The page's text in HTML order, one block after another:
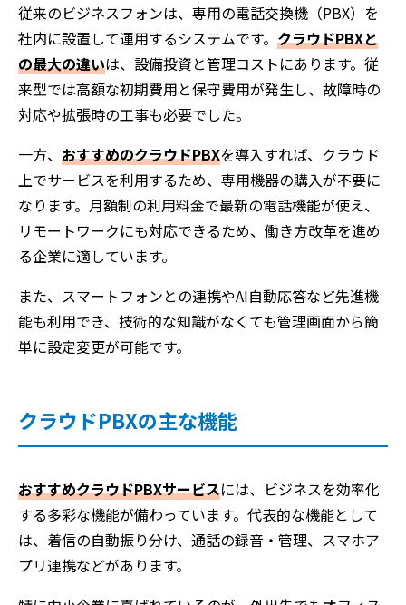
従来のビジネスフォンは、専用の電話交換機（PBX）を
社内に設置して運用するシステムです。 クラウドPBXと
の最大の違いは、設備投資と管理コストにあります。従
来型では高額な初期費用と保守費用が発生し、故障時の
対応や拡張時の工事も必要でした。
一方、 おすすめのクラウドPBXを導入すれば、クラウド
上でサービスを利用するため、専用機器の購入が不要に
なります。月額制の利用料金で最新の電話機能が使え、
リモートワークにも対応できるため、働き方改革を進め
る企業に適しています。
また、スマートフォンとの連携やAI自動応答など先進機
能も利用でき、技術的な知識がなくても管理画面から簡
単に設定変更が可能です。
クラウドPBXの主な機能
おすすめクラウドPBXサービスには、ビジネスを効率化
する多彩な機能が備わっています。代表的な機能として
は、着信の自動振り分け、通話の録音・管理、スマホア
プリ連携などがあります。